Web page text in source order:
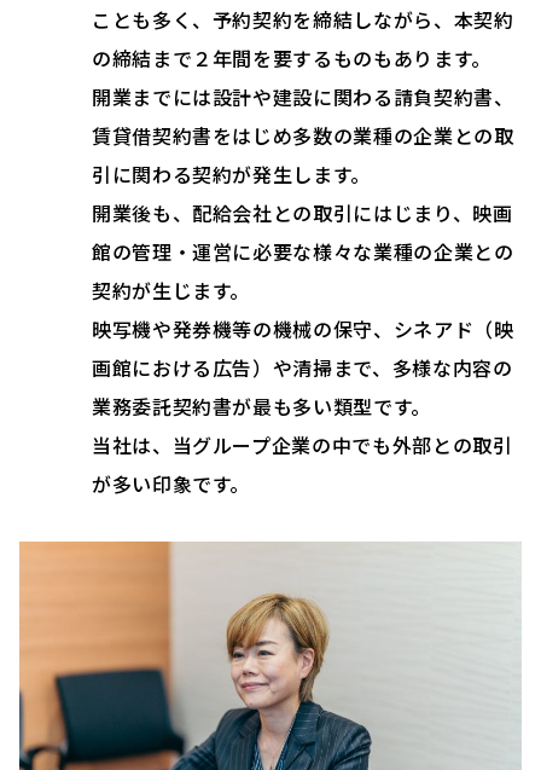
ことも多く、予約契約を締結しながら、本契約
の締結まで２年間を要するものもあります。
開業までには設計や建設に関わる請負契約書、
賃貸借契約書をはじめ多数の業種の企業との取
引に関わる契約が発生します。
開業後も、配給会社との取引にはじまり、映画
館の管理・運営に必要な様々な業種の企業との
契約が生じます。
映写機や発券機等の機械の保守、シネアド（映
画館における広告）や清掃まで、多様な内容の
業務委託契約書が最も多い類型です。
当社は、当グループ企業の中でも外部との取引
が多い印象です。